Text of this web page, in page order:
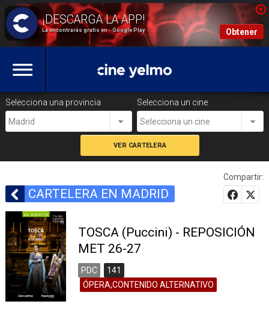
La encontrarás gratis en - Google Play Obtener
Selecciona una provincia
Madrid
Selecciona un cine
Selecciona un cine
CARTELERA EN MADRID
Compartir:
TOSCA (Puccini) - REPOSICIÓN
MET 26-27
PDC
141
ÓPERA,CONTENIDO ALTERNATIVO